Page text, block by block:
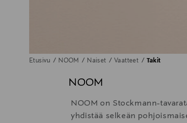
Etusivu NOOM Naiset Vaatteet Takit
NOOM
NOOM on Stockmann-
yhdistää selkeän